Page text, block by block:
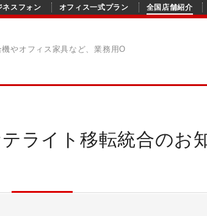
ネスフォン オフィス一式プラン 全国店舗紹介
やオフィス家具など、業務用O
テライト移転統合のお